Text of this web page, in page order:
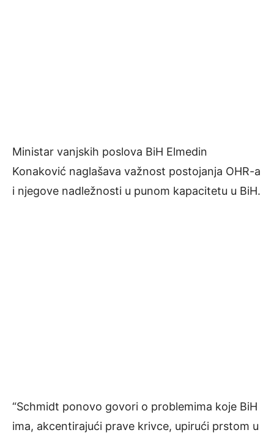
Ministar vanjskih poslova BiH Elmedin
Konaković naglašava važnost postojanja OHR-a
i njegove nadležnosti u punom kapacitetu u BiH.
“Schmidt ponovo govori o problemima koje BiH
ima, akcentirajući prave krivce, upirući prstom u